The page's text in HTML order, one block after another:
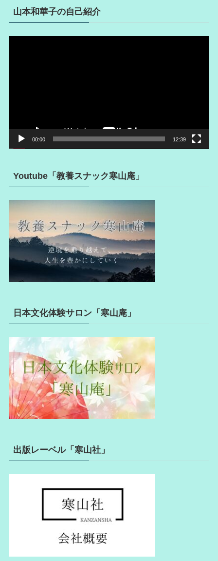
山本和華子の自己紹介
00:00 12:39
Youtube「教養スナック寒山庵」
日本文化体験サロン「寒山庵」
出版レーベル「寒山社」